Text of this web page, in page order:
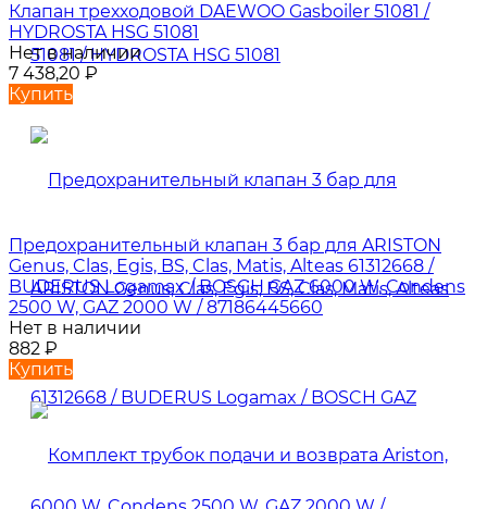
Клапан трехходовой DAEWOO Gasboiler 51081 /
HYDROSTA HSG 51081
Нет в наличии
7 438,20 ₽
Купить
Предохранительный клапан 3 бар для ARISTON
Genus, Clas, Egis, BS, Clas, Matis, Alteas 61312668 /
BUDERUS Logamax / BOSCH GAZ 6000 W, Condens
2500 W, GAZ 2000 W / 87186445660
Нет в наличии
882 ₽
Купить